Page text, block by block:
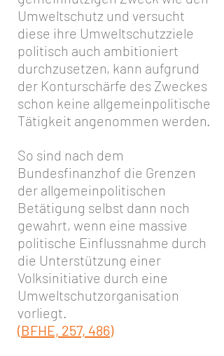
Umweltschutz und versucht
diese ihre Umweltschutzziele
politisch auch ambitioniert
durchzusetzen, kann aufgrund
der Konturschärfe des Zweckes
schon keine allgemeinpolitische
Tätigkeit angenommen werden.
So sind nach dem
Bundesfinanzhof die Grenzen
der allgemeinpolitischen
Betätigung selbst dann noch
gewahrt, wenn eine massive
politische Einflussnahme durch
die Unterstützung einer
Volksinitiative durch eine
Umweltschutzorganisation
vorliegt.
(BFHE, 257, 486)